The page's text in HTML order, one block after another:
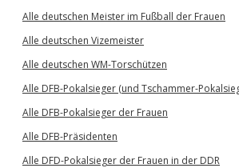
Alle deutschen Meister im Fußball der Frauen
Alle deutschen Vizemeister
Alle deutschen WM-Torschützen
Alle DFB-Pokalsieger (und Tschammer-
Alle DFB-Pokalsieger der Frauen
Alle DFB-Präsidenten
Alle DFD-Pokalsieger der Frauen in der DDR